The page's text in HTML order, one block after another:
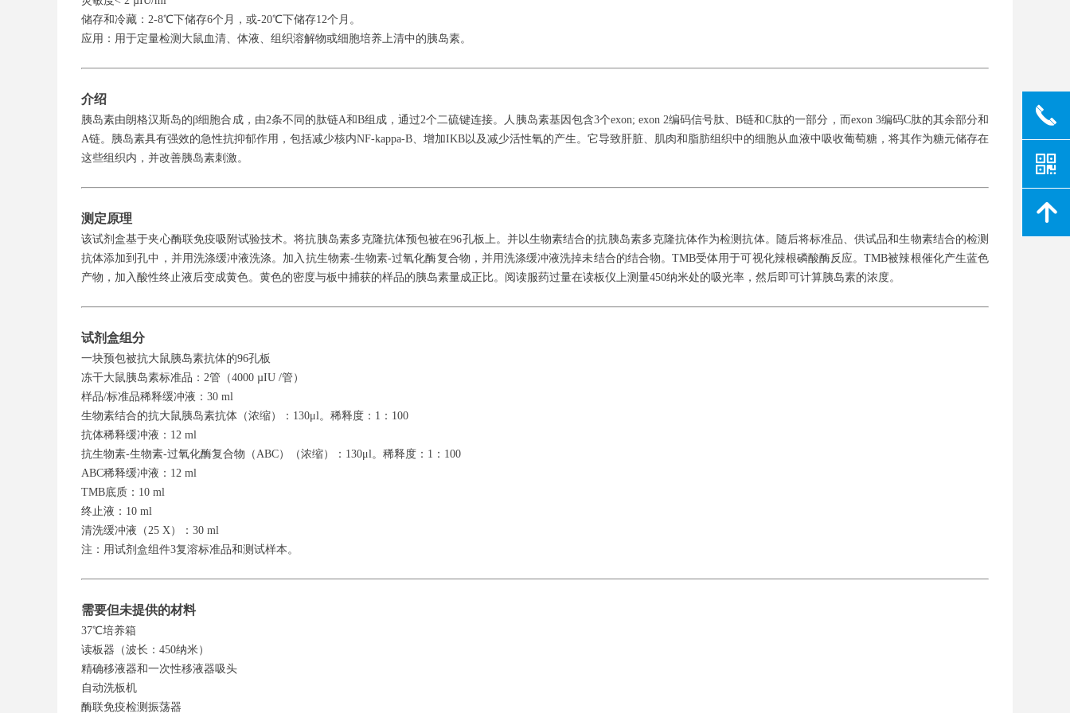
储存和冷藏：2-8℃下储存6个月，或-20℃下储存12个月。
应用：用于定量检测大鼠血清、体液、组织溶解物或细胞培养上清中的胰岛素。
介绍
胰岛素由朗格汉斯岛的β细胞合成，由2条不同的肽链A和B组成，通过2个二硫键连接。人胰岛素基因包含3个exon; exon 2编码信号肽、B链和C肽的一部分，而exon 3编码C肽的其余部分和
A链。胰岛素具有强效的急性抗抑郁作用，包括减少核内NF-kappa-B、增加IKB以及减少活性氧的产生。它导致肝脏、肌肉和脂肪组织中的细胞从血液中吸收葡萄糖，将其作为糖元储存在
这些组织内，并改善胰岛素刺激。
测定原理
该试剂盒基于夹心酶联免疫吸附试验技术。将抗胰岛素多克隆抗体预包被在96孔板上。并以生物素结合的抗胰岛素多克隆抗体作为检测抗体。随后将标准品、供试品和生物素结合的检测
抗体添加到孔中，并用洗涤缓冲液洗涤。加入抗生物素-生物素-过氧化酶复合物，并用洗涤缓冲液洗掉未结合的结合物。TMB受体用于可视化辣根磷酸酶反应。TMB被辣根催化产生蓝色
产物，加入酸性终止液后变成黄色。黄色的密度与板中捕获的样品的胰岛素量成正比。阅读服药过量在读板仪上测量450纳米处的吸光率，然后即可计算胰岛素的浓度。
试剂盒组分
一块预包被抗大鼠胰岛素抗体的96孔板
冻干大鼠胰岛素标准品：2管（4000 µIU /管）
样品/标准品稀释缓冲液：30 ml
生物素结合的抗大鼠胰岛素抗体（浓缩）：130μl。稀释度：1：100
抗体稀释缓冲液：12 ml
抗生物素-生物素-过氧化酶复合物（ABC）（浓缩）：130μl。稀释度：1：100
ABC稀释缓冲液：12 ml
TMB底质：10 ml
终止液：10 ml
清洗缓冲液（25 X）：30 ml
注：用试剂盒组件3复溶标准品和测试样本。
需要但未提供的材料
37℃培养箱
读板器（波长：450纳米）
精确移液器和一次性移液器吸头
自动洗板机
酶联免疫检测振荡器
끅
낃
녕